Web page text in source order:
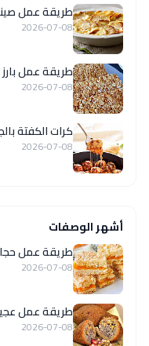
طريقة عمل
2026-07-08
طريقة عمل
2026-07-08
كرات الكفتة
2026-07-08
أشهر الوصفات
طريقة عمل
2026-07-08
طريقة عمل
2026-07-08